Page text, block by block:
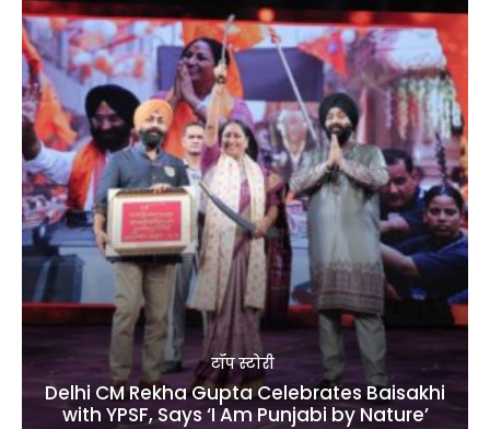
टॉप स्टोरी
Delhi CM Rekha Gupta Celebrates Baisakhi
with YPSF, Says ‘I Am Punjabi by Nature’